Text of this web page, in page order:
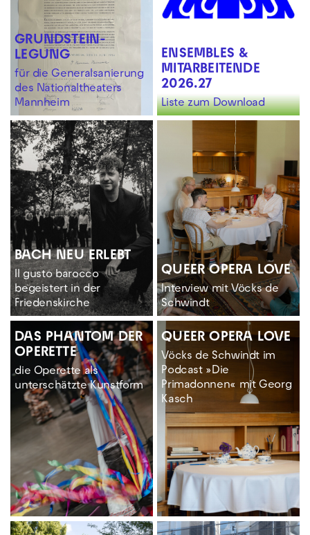
GRUNDSTEIN­
LEGUNG
für die Generalsanierung
des Nationaltheaters
Mannheim
ENSEMBLES &
MITARBEITENDE
2026.27
Liste zum Download
BACH NEU ERLEBT
Il gusto barocco
begeistert in der
Friedenskirche
QUEER OPERA LOVE
Interview mit Vöcks de
Schwindt
DAS PHANTOM DER
OPERETTE
die Operette als
unterschätzte Kunstform
QUEER OPERA LOVE
Vöcks de Schwindt im
Podcast »Die
Primadonnen« mit Georg
Kasch